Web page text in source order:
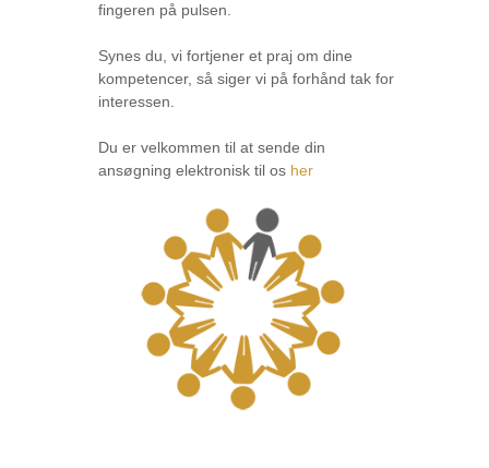
fingeren på pulsen.
Synes du, vi fortjener et praj om dine
kompetencer, så siger vi på forhånd tak for
interessen.
Du er velkommen til at sende din
ansøgning elektronisk til os her